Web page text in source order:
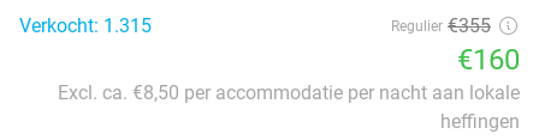
Verkocht: 1.315
Regulier €355
€160
Excl. ca. €8,50 per accommodatie per nacht aan lokale
heffingen